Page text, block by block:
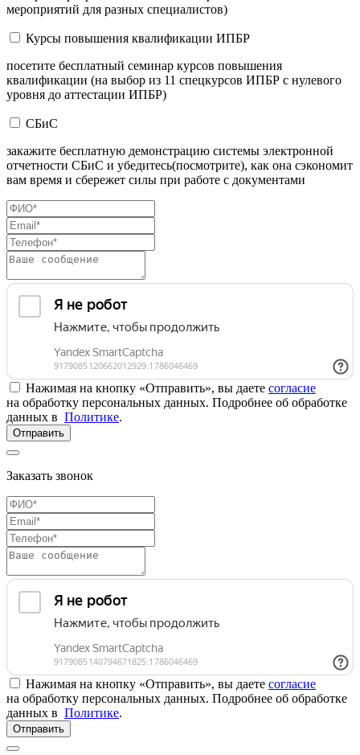
мероприятий для разных специалистов)
Курсы повышения квалификации ИПБР
посетите бесплатный семинар курсов повышения
квалификации (на выбор из 11 спецкурсов ИПБР с нулевого
уровня до аттестации ИПБР)
СБиС
закажите бесплатную демонстрацию системы электронной
отчетности СБиС и убедитесь(посмотрите), как она сэкономит
вам время и сбережет силы при работе с документами
Нажимая на кнопку «Отправить», вы даете согласие
на обработку персональных данных. Подробнее об обработке
данных в Политике.
Отправить
Заказать звонок
Нажимая на кнопку «Отправить», вы даете согласие
на обработку персональных данных. Подробнее об обработке
данных в Политике.
Отправить